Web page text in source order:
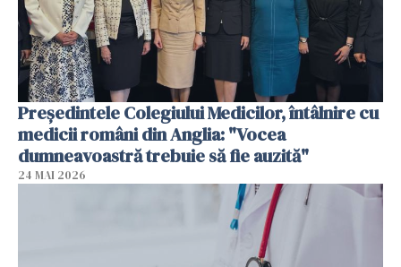
Președintele Colegiului Medicilor, întâlnire cu
medicii români din Anglia: "Vocea
dumneavoastră trebuie să fie auzită"
24 MAI 2026